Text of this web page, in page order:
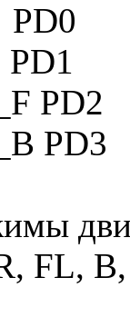
PD2
PD3
FL,